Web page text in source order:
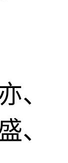
、
、